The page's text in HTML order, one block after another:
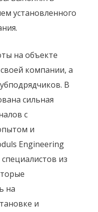
установленного
на объекте
компании, а
В
сильная
с
и
Engineering
из
на
и